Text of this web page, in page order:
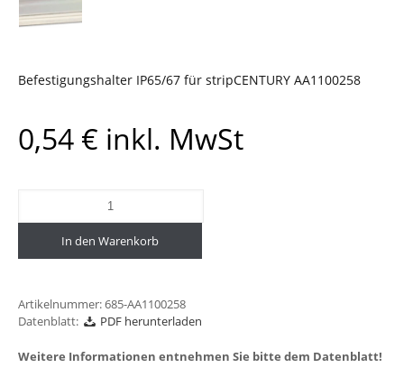
Befestigungshalter IP65/67 für stripCENTURY AA1100258
0,54 € inkl. MwSt
In den Warenkorb
Artikelnummer:685-AA1100258
Datenblatt:
PDF herunterladen
Weitere Informationen entnehmen Sie bitte dem Datenblatt!